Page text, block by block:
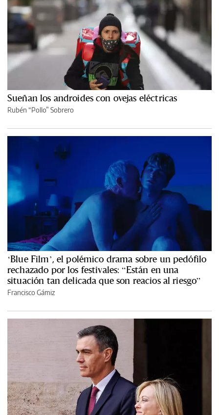
Sueñan los androides con ovejas eléctricas
Rubén “Pollo” Sobrero
‘Blue Film’, el polémico drama sobre un pedófilo
rechazado por los festivales: “Están en una
situación tan delicada que son reacios al riesgo”
Francisco Gámiz